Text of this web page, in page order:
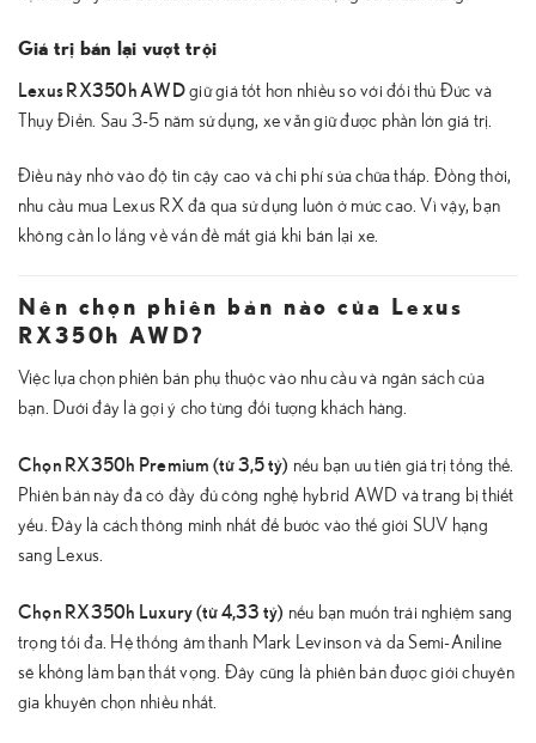
Giá trị bán lại vượt trội
Lexus RX350h AWDgiữ giá tốt hơn nhiều so với đối thủ Đức và
Thụy Điển. Sau 3-5 năm sử dụng, xe vẫn giữ được phần lớn giá trị.
Điều này nhờ vào độ tin cậy cao và chi phí sửa chữa thấp. Đồng thời,
nhu cầu mua Lexus RX đã qua sử dụng luôn ở mức cao. Vì vậy, bạn
không cần lo lắng về vấn đề mất giá khi bán lại xe.
Nên chọn phiên bản nào của Lexus
RX350h AWD?
Việc lựa chọn phiên bản phụ thuộc vào nhu cầu và ngân sách của
bạn. Dưới đây là gợi ý cho từng đối tượng khách hàng.
Chọn RX350h Premium (từ 3,5 tỷ) nếu bạn ưu tiên giá trị tổng thể.
Phiên bản này đã có đầy đủ công nghệ hybrid AWD và trang bị thiết
yếu. Đây là cách thông minh nhất để bước vào thế giới SUV hạng
sang Lexus.
Chọn RX350h Luxury (từ 4,33 tỷ) nếu bạn muốn trải nghiệm sang
trọng tối đa. Hệ thống âm thanh Mark Levinson và da Semi-Aniline
sẽ không làm bạn thất vọng. Đây cũng là phiên bản được giới chuyên
gia khuyên chọn nhiều nhất.